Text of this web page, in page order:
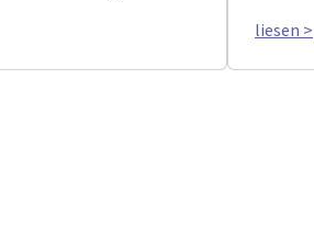
liesen >